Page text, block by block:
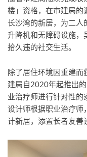
楼」资格，在市建局的
长沙湾的新居，为二人
升降机和无障碍设施，
拾久违的社交生活。
除了居住环境因重建
建局自2020年起推出
业治疗师进行针对性的
设计师根据职业治疗师
计新居，添置长者友善